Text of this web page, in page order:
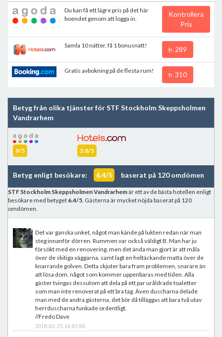
Du kan få ett lägre pris på det här
boendet genom att logga in.
Kontrollera
Pris
Samla 10 nätter, få 1 bonusnatt!
fr. 289
Gratis avbokning på de flesta rum!
fr. 310
Betyg från olika tjänster för STF Stockholm Skeppsholmen
Vandrarhem
9/5 3.8/5
Betyg enligt besökare: 6.4/5 baserat på 120 omdömen
STF Stockholm Skeppsholmen Vandrarhemär ett av de bästa hotellen enligt
besökare med betyget 6.4/5. Gästerna är mycket nöjda baserat på 120
omdömen.
Det var ganska unket, något man kände på lukten redan när man
steg innanför dörren. Rummen var också väldigt B. Man har ju
försökt med en renovering, men det ända man gjort är att måla
över de skitiga väggarna, samt lagt en heltäckande matta över de
knarrande golven. Detta skjuter bara fram problemen, snarare än
att lösa dom, något som kommer uppenbaras med tiden. Alla
gäster tvingas dessutom att dela på ett par uråldrade toaletter
som man inte renoverat på ett bra tag. Även duscharna delade
man med de andra gästerna, det bör då tilläggas att bara två utav
herrduscharna funkade ordentligt.
//Fredo Dave
2018-02-25 16:03:06